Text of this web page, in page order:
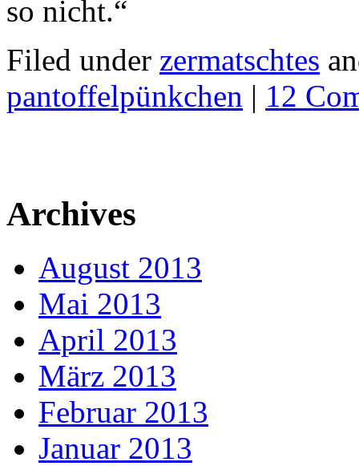
so nicht.“
Filed under zermatschtes
pantoffelpünkchen | 12
Archives
August 2013
Mai 2013
April 2013
März 2013
Februar 2013
Januar 2013